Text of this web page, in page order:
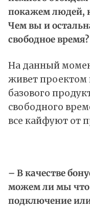
покажем людей,
Чем вы и
свободное
На данный
живет проектом
базового
свободного
все кайфуют от
– В качестве
можем ли мы
подключение